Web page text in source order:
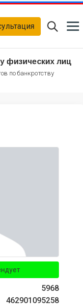
физических лиц
по банкротству
5968
462901095258